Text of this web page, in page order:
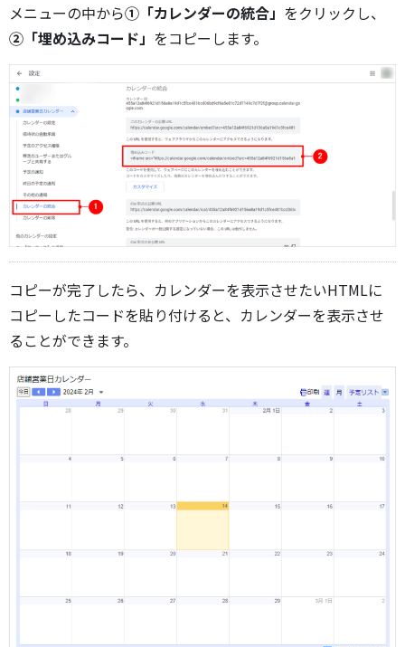
メニューの中から①「カレンダーの統合」 をクリックし、
②「埋め込みコード」 をコピーします。
コピーが完了したら、カレンダーを表示させたいHTMLに
コピーしたコードを貼り付けると、カレンダーを表示させ
ることができます。